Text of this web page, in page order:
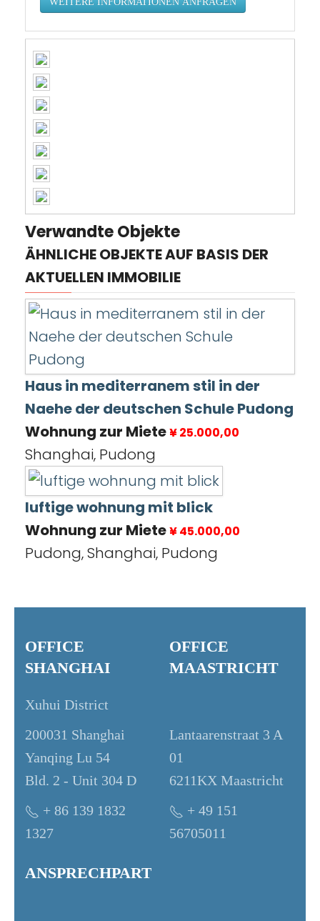
Verwandte Objekte
ÄHNLICHE OBJEKTE AUF BASIS DER
AKTUELLEN IMMOBILIE
Haus in mediterranem stil in der
Naehe der deutschen Schule Pudong
Wohnung zur Miete¥ 25.000,00
Shanghai, Pudong
luftige wohnung mit blick
Wohnung zur Miete¥ 45.000,00
Pudong, Shanghai, Pudong
OFFICE
SHANGHAI
Xuhui District
200031 Shanghai
Yanqing Lu 54
Bld. 2 - Unit 304 D
+ 86 139 1832
1327
OFFICE
MAASTRICHT
Lantaarenstraat 3 A
01
6211KX Maastricht
+ 49 151
56705011
ANSPRECHPARTNER